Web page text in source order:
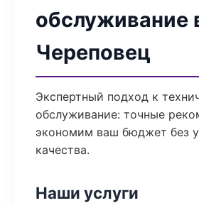
обслуживание
Череповец
Экспертный подход к
обслуживание: точные
экономим ваш бюджет без
качества.
Наши услуги